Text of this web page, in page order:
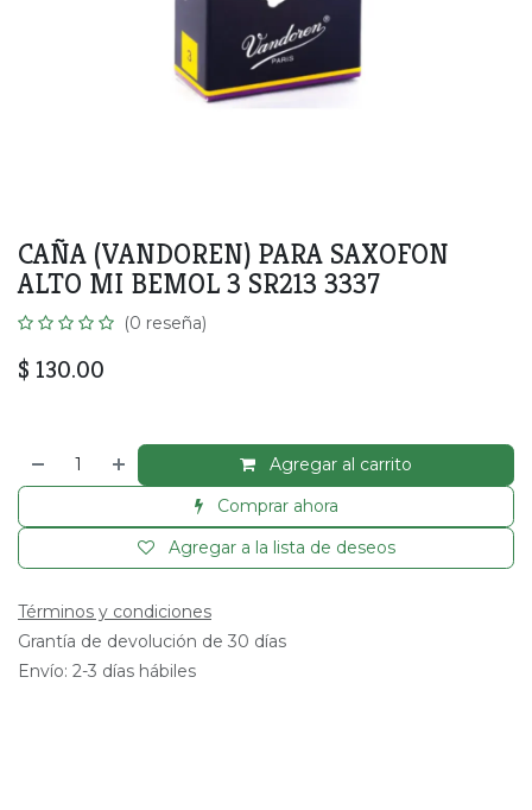
CAÑA (VANDOREN) PARA SAXOFON
ALTO MI BEMOL 3 SR213 3337
(0 reseña)
$ 130.00
Agregar al carrito
Comprar ahora
Agregar a la lista de deseos
Términos y condiciones
Grantía de devolución de 30 días
Envío: 2-3 días hábiles